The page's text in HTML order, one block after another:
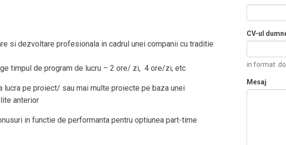
si dezvoltare profesionala in cadrul unei companii cu traditie
timpul de program de lucru – 2 ore/ zi, 4 ore/zi, etc
lucra pe proiect/ sau mai multe proiecte pe baza unei
anterior
in functie de performanta pentru optiunea part-time
CV-ul
in format
Mesaj